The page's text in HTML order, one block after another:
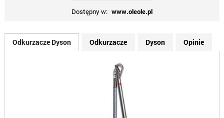
Dostępny w: www.oleole.pl
Odkurzacze Dyson Odkurzacze Dyson Opinie